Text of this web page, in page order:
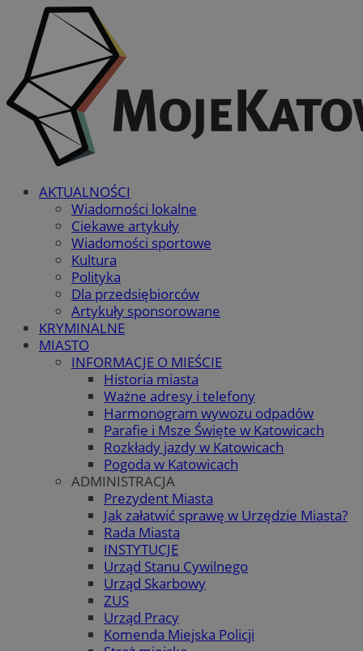
AKTUALNOŚCI
Wiadomości lokalne
Ciekawe artykuły
Wiadomości sportowe
Kultura
Polityka
Dla przedsiębiorców
Artykuły sponsorowane
KRYMINALNE
MIASTO
INFORMACJE O MIEŚCIE
Historia miasta
Ważne adresy i telefony
Harmonogram wywozu odpadów
Parafie i Msze Święte w Katowicach
Rozkłady jazdy w Katowicach
Pogoda w Katowicach
ADMINISTRACJA
Prezydent Miasta
Jak załatwić sprawę w Urzędzie Miasta?
Rada Miasta
INSTYTUCJE
Urząd Stanu Cywilnego
Urząd Skarbowy
ZUS
Urząd Pracy
Komenda Miejska Policji